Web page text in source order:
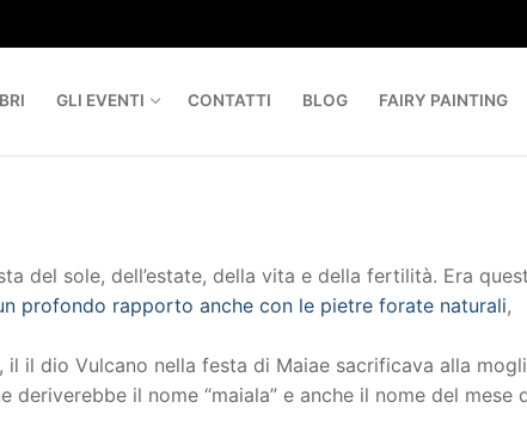
GLI EVENTI CONTATTI BLOG FAIRY PAINTING
del sole, dell’estate, della vita e della fertilità. Era
profondo rapporto anche con le pietre forate naturali,
il il dio Vulcano nella festa di Maiae sacrificava alla
il nome “maiala” e anche il nome del mese